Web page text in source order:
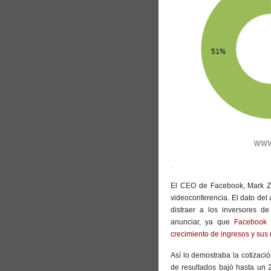
.
El CEO de Facebook, Mark
videoconferencia. El dato del
distraer a los inversores
anunciar, ya que
crecimiento de ingresos y
Así lo demostraba la
de resultados bajó hasta un